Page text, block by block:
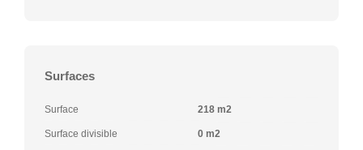
Surfaces
Surface 218 m2
Surface divisible 0 m2